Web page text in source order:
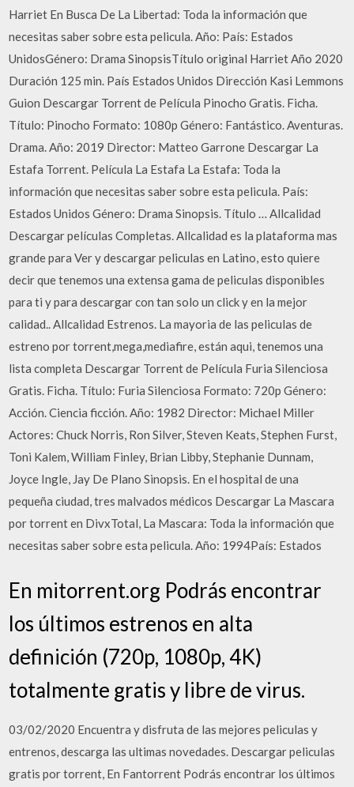
Harriet En Busca De La Libertad: Toda la información que
necesitas saber sobre esta pelicula. Año: País: Estados
UnidosGénero: Drama SinopsisTítulo original Harriet Año 2020
Duración 125 min. País Estados Unidos Dirección Kasi Lemmons
Guion Descargar Torrent de Película Pinocho Gratis. Ficha.
Título: Pinocho Formato: 1080p Género: Fantástico. Aventuras.
Drama. Año: 2019 Director: Matteo Garrone Descargar La
Estafa Torrent. Película La Estafa La Estafa: Toda la
información que necesitas saber sobre esta pelicula. País:
Estados Unidos Género: Drama Sinopsis. Título … Allcalidad
Descargar películas Completas. Allcalidad es la plataforma mas
grande para Ver y descargar peliculas en Latino, esto quiere
decir que tenemos una extensa gama de peliculas disponibles
para ti y para descargar con tan solo un click y en la mejor
calidad.. Allcalidad Estrenos. La mayoria de las peliculas de
estreno por torrent,mega,mediafire, están aqui, tenemos una
lista completa Descargar Torrent de Película Furia Silenciosa
Gratis. Ficha. Título: Furia Silenciosa Formato: 720p Género:
Acción. Ciencia ficción. Año: 1982 Director: Michael Miller
Actores: Chuck Norris, Ron Silver, Steven Keats, Stephen Furst,
Toni Kalem, William Finley, Brian Libby, Stephanie Dunnam,
Joyce Ingle, Jay De Plano Sinopsis. En el hospital de una
pequeña ciudad, tres malvados médicos Descargar La Mascara
por torrent en DivxTotal, La Mascara: Toda la información que
necesitas saber sobre esta pelicula. Año: 1994País: Estados
En mitorrent.org Podrás encontrar
los últimos estrenos en alta
definición (720p, 1080p, 4K)
totalmente gratis y libre de virus.
03/02/2020 Encuentra y disfruta de las mejores peliculas y
entrenos, descarga las ultimas novedades. Descargar peliculas
gratis por torrent, En Fantorrent Podrás encontrar los últimos